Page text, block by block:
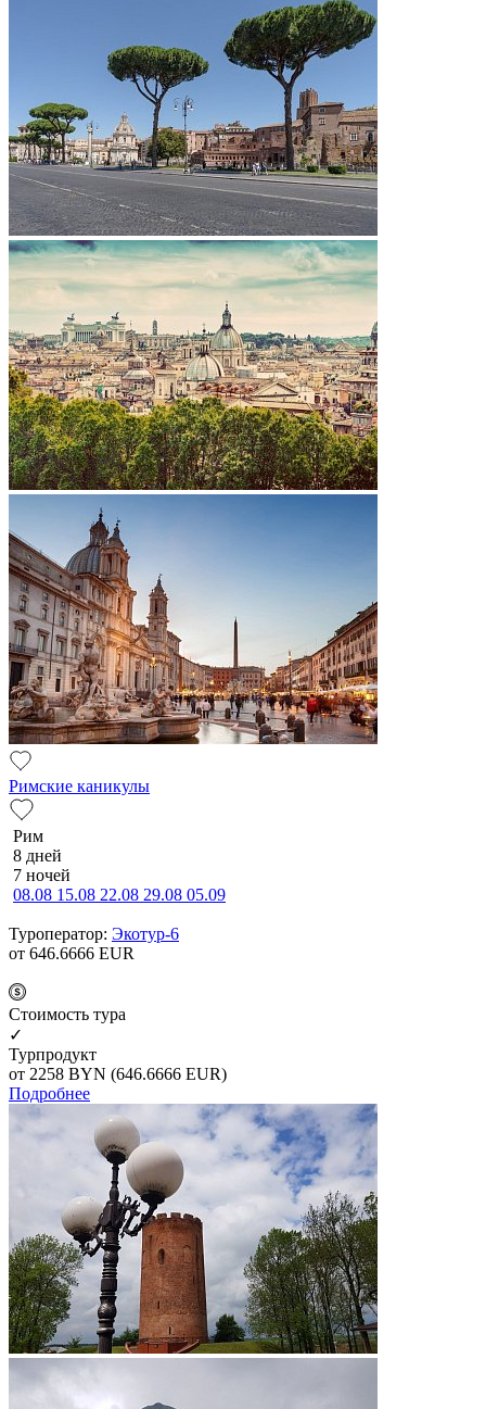
Римские каникулы
Рим
8 дней
7 ночей
08.08 15.08 22.08 29.08 05.09
Туроператор: Экотур-6
от 646.6666 EUR
Cтоимость тура
✓
Турпродукт
от 2258 BYN (646.6666 EUR)
Подробнее